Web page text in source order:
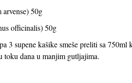
arvense) 50g
officinalis) 50g
3 supene kašike smeše preliti sa
toku dana u manjim gutljajima.